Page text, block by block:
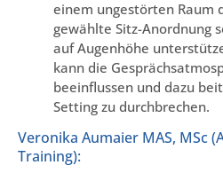
einem ungestörten Raum
gewählte Sitz-Anordnung
auf Augenhöhe
kann die
beeinflussen und dazu
Setting zu durchbrechen.
Veronika Aumaier MAS, MSc
Training):